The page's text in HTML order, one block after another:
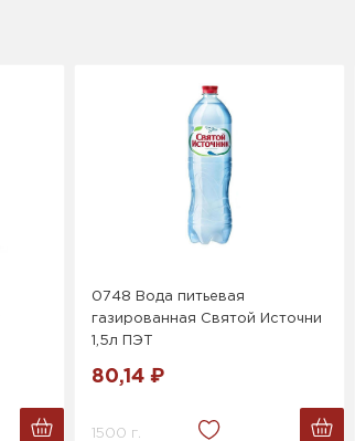
0748 Вода питьевая
газированная Святой Источни
1,5л ПЭТ
80,14 ₽
1500 г.